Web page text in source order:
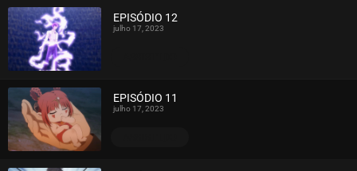
EPISÓDIO 12
julho 17, 2023
EPISÓDIO 11
julho 17, 2023